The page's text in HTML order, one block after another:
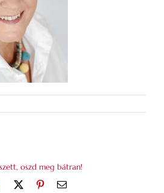
oszd meg bátran!
Facebook PinterestEmail: